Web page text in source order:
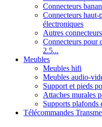
Connecteurs
Connecteurs haut-
électroniques
Autres
Connecteurs pour
2.5...
Meubles
Meubles hifi
Meubles audio-
Support et pieds
Attaches murales
Supports plafonds
Télécommandes